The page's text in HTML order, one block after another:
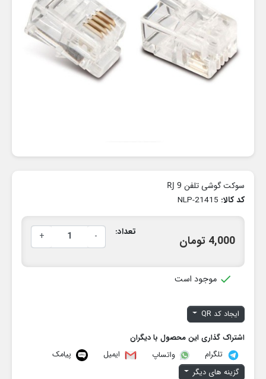
سوکت گوشی تلفن RJ 9
کد کالا:
4,000 تومان
تعداد: -
+
 موجود است
ایجاد کد QR
اشتراک گذاری این محصول با دیگران
تلگرام
واتساپ ایمیل
پیامک
گزینه های دیگر